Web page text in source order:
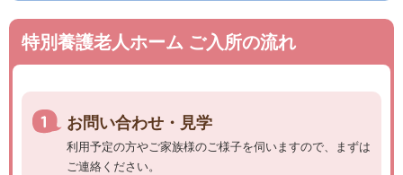
特別養護老人ホーム ご入所の流れ
お問い合わせ・見学
利用予定の方やご家族様のご様子を伺いますので、まずは
ご連絡ください。